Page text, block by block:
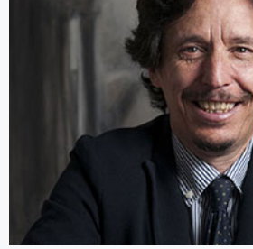
Managing Partner di Welegal Avvocati e
Diritto Commerciale
Managing Partner dello
Scarselli Cirelli &